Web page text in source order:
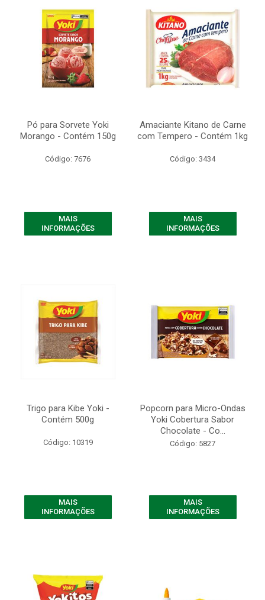
Pó para Sorvete Yoki
Morango - Contém 150g
Código: 7676
MAIS
INFORMAÇÕES
Amaciante Kitano de Carne
com Tempero - Contém 1kg
Código: 3434
MAIS
INFORMAÇÕES
Trigo para Kibe Yoki -
Contém 500g
Código: 10319
MAIS
INFORMAÇÕES
Popcorn para Micro-Ondas
Yoki Cobertura Sabor
Chocolate - Co...
Código: 5827
MAIS
INFORMAÇÕES